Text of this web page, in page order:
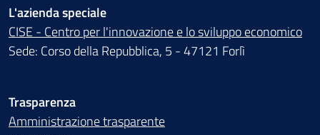
L'azienda speciale
CISE - Centro per l'innovazione e lo sviluppo economico
Sede: Corso della Repubblica, 5 - 47121 Forlì
Trasparenza
Amministrazione trasparente